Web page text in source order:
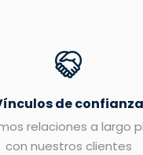
de confianza
relaciones a largo
con nuestros clientes